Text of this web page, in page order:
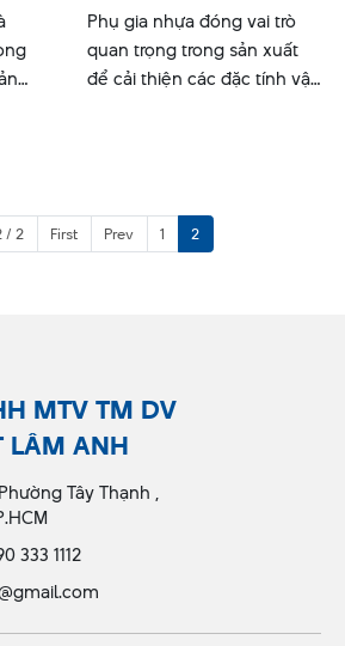
Phụ gia nhựa đóng vai trò
quan trọng trong sản xuất
để cải thiện các đặc tính vật
của từng ngành công
nghiệp
/ 2 First Prev 1 2
MTV TM DV
LÂM ANH
Tây Thạnh ,
333 1112